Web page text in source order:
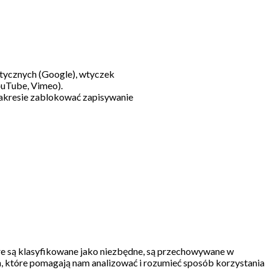
(Google), wtyczek
Vimeo).
zablokować zapisywanie
klasyfikowane jako niezbędne, są przechowywane w
pomagają nam analizować i rozumieć sposób korzystania